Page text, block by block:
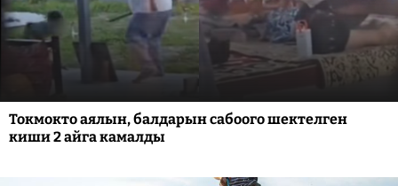
Токмокто аялын, балдарын сабоого шектелген
киши 2 айга камалды